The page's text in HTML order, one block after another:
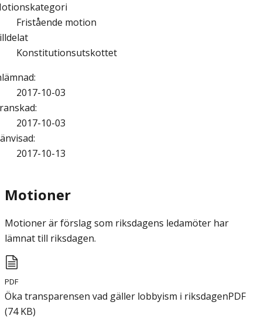
Fristående motion
Konstitutionsutskottet
:
2017-10-03
:
2017-10-03
:
2017-10-13
Motioner
Motioner är förslag som riksdagens ledamöter har
lämnat till riksdagen.
PDF
Öka transparensen vad gäller lobbyism i riksdagenPDF
(74 KB)